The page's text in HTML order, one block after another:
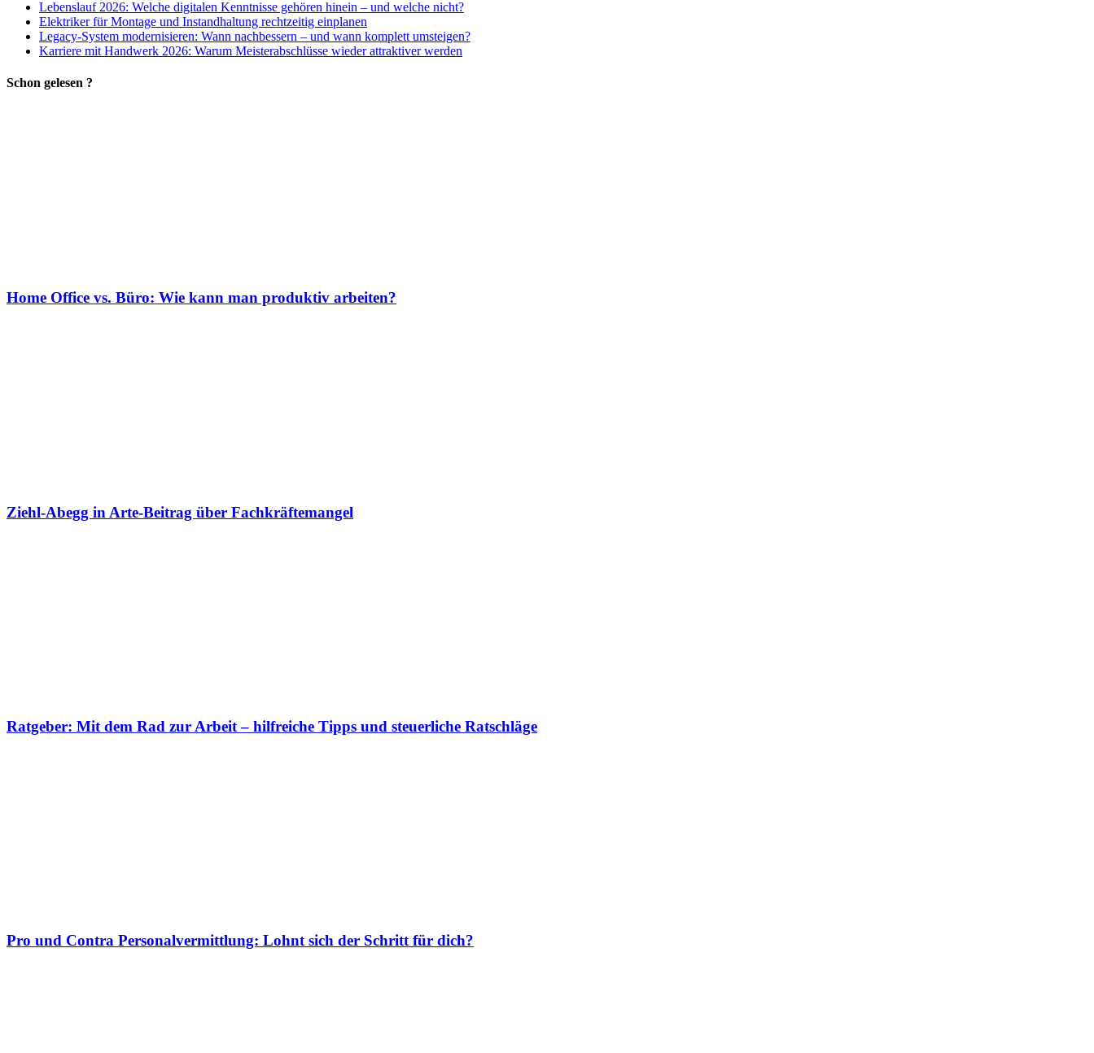
Lebenslauf 2026: Welche digitalen Kenntnisse gehören hinein – und welche nicht?
Elektriker für Montage und Instandhaltung rechtzeitig einplanen
Legacy-System modernisieren: Wann nachbessern – und wann komplett umsteigen?
Karriere mit Handwerk 2026: Warum Meisterabschlüsse wieder attraktiver werden
Schon gelesen ?
Home Office vs. Büro: Wie kann man produktiv arbeiten?
Ziehl-Abegg in Arte-Beitrag über Fachkräftemangel
Ratgeber: Mit dem Rad zur Arbeit – hilfreiche Tipps und steuerliche Ratschläge
Pro und Contra Personalvermittlung: Lohnt sich der Schritt für dich?